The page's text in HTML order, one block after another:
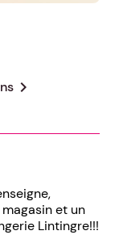
chevron_right
et un
Lintingre!!!